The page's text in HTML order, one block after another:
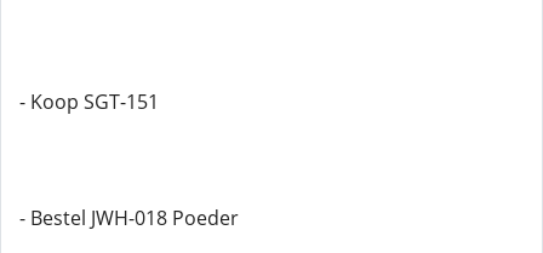
- Koop SGT-151
- Bestel JWH-018 Poeder